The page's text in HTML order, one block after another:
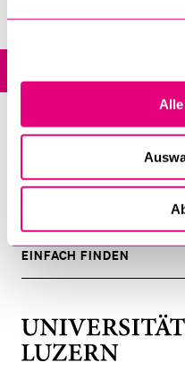
ZEIGE
DAS
ZENTRALE
DAS
%1$S
UNTERMENÜ
EINFACH FINDEN
ZEIGE
DAS